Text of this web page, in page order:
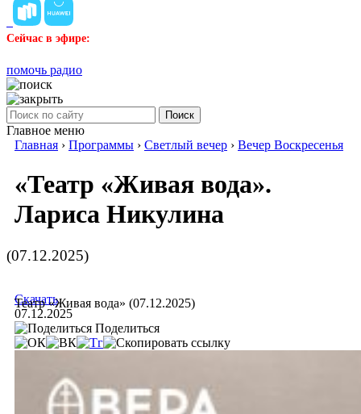
Сейчас в эфире:
помочь радио
Поиск
Главное меню
Главная › Программы › Светлый вечер › Вечер Воскресенья
«Театр «Живая вода».
Лариса Никулина
(07.12.2025)
Театр «Живая вода» (07.12.2025)
Скачать
07.12.2025
Поделиться